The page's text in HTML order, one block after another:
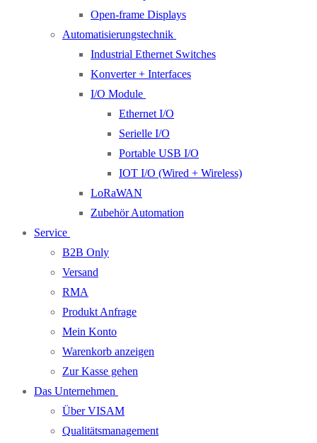
Open-frame Displays
Automatisierungstechnik
Industrial Ethernet Switches
Konverter + Interfaces
I/O Module
Ethernet I/O
Serielle I/O
Portable USB I/O
IOT I/O (Wired + Wireless)
LoRaWAN
Zubehör Automation
Service
B2B Only
Versand
RMA
Produkt Anfrage
Mein Konto
Warenkorb anzeigen
Zur Kasse gehen
Das Unternehmen
Über VISAM
Qualitätsmanagement